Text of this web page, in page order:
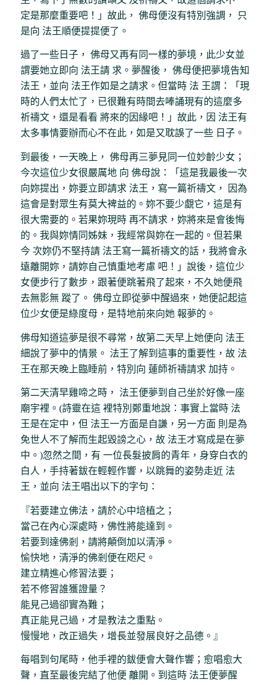
定是那麼重要吧！」故此， 佛母便沒有特別強調， 只
是向 法王順便提提便了。
過了一些日子， 佛母又再有同一樣的夢境，此少女並
謂要她立即向 法王請 求。夢醒後， 佛母便把夢境告知
法王，並向 法王作如是之請求。但當時 法 王謂：「現
時的人們太忙了，已很難有時間去唪誦現有的這麼多
祈禱文，還是看看 將來的因緣吧！」故此，因 法王有
太多事情要辦而心不在此，如是又耽誤了一些 日子。
到最後，一天晚上， 佛母再三夢見同一位妙齡少女；
今次這位少女很嚴厲地 向 佛母說：「這是我最後一次
向妳提出，妳要立即請求 法王，寫一篇祈禱文， 因為
這會是對眾生有莫大裨益的。妳不要少覷它，這是有
很大需要的。若果妳現時 再不請求，妳將來是會後悔
的。我與妳情同姊妹，我經常與妳在一起的。但若果
今 次妳仍不堅持請 法王寫一篇祈禱文的話，我將會永
遠離開妳，請妳自己慎重地考慮 吧！」說後，這位少
女便步行了數步，跟著便跳著飛了起來，不久她便飛
去無影無 蹤了。 佛母立即從夢中醒過來，她便記起這
位少女便是綠度母，是特地前來向她 報夢的。
佛母知道這夢是很不尋常，故第二天早上她便向 法王
細說了夢中的情景。 法王了解到這事的重要性，故 法
王在那天晚上臨睡前，特別向 蓮師祈禱請求 加持。
第二天清早雞啼之時， 法王便夢到自己坐於好像一座
廟宇裡。(詩靈在這 裡特別鄭重地說：事實上當時 法
王是在定中，但 法王一方面是自謙，另一方面 則是為
免世人不了解而生起毀謗之心，故 法王才寫成是在夢
中。)忽然之間，有 一位長髮披肩的青年，身穿白衣的
白人，手持著鈸在輕輕作響，以跳舞的姿勢走近 法
王，並向 法王唱出以下的字句：
『若要建立佛法，請於心中培植之；
當己在內心深處時，佛性將能達到。
若要到達佛剎，請將顛倒加以清淨。
愉快地，清淨的佛剎便在咫尺。
建立精進心修習法要；
若不修習誰獲證量？
能見己過卻實為難；
真正能見己過，才是教法之重點。
慢慢地，改正過失，增長並發展良好之品德。』
每唱到句尾時，他手裡的鈸便會大聲作響；愈唱愈大
聲，直至最後完結了他便 離開。到這時 法王便夢醒